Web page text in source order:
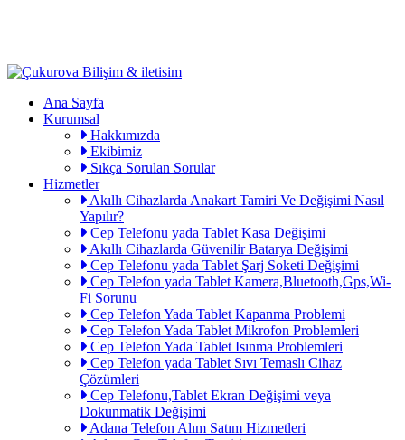
Ana Sayfa
Kurumsal
Hakkımızda
Ekibimiz
Sıkça Sorulan Sorular
Hizmetler
Akıllı Cihazlarda Anakart Tamiri Ve Değişimi Nasıl
Yapılır?
Cep Telefonu yada Tablet Kasa Değişimi
Akıllı Cihazlarda Güvenilir Batarya Değişimi
Cep Telefonu yada Tablet Şarj Soketi Değişimi
Cep Telefon yada Tablet Kamera,Bluetooth,Gps,Wi-
Fi Sorunu
Cep Telefon Yada Tablet Kapanma Problemi
Cep Telefon Yada Tablet Mikrofon Problemleri
Cep Telefon Yada Tablet Isınma Problemleri
Cep Telefon yada Tablet Sıvı Temaslı Cihaz
Çözümleri
Cep Telefonu,Tablet Ekran Değişimi veya
Dokunmatik Değişimi
Adana Telefon Alım Satım Hizmetleri